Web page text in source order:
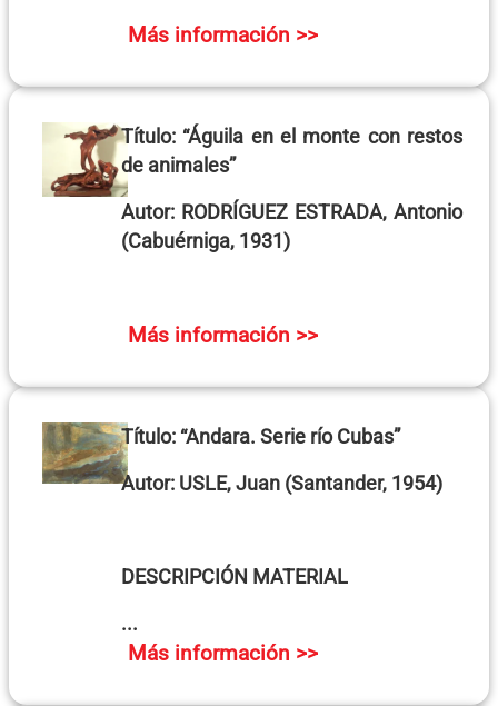
Más información >>
Título: “Águila en el monte con restos
de animales”
Autor: RODRÍGUEZ ESTRADA, Antonio
(Cabuérniga, 1931)
Más información >>
Título: “Andara. Serie río Cubas”
Autor: USLE, Juan(Santander, 1954)
DESCRIPCIÓN MATERIAL
...
Más información >>